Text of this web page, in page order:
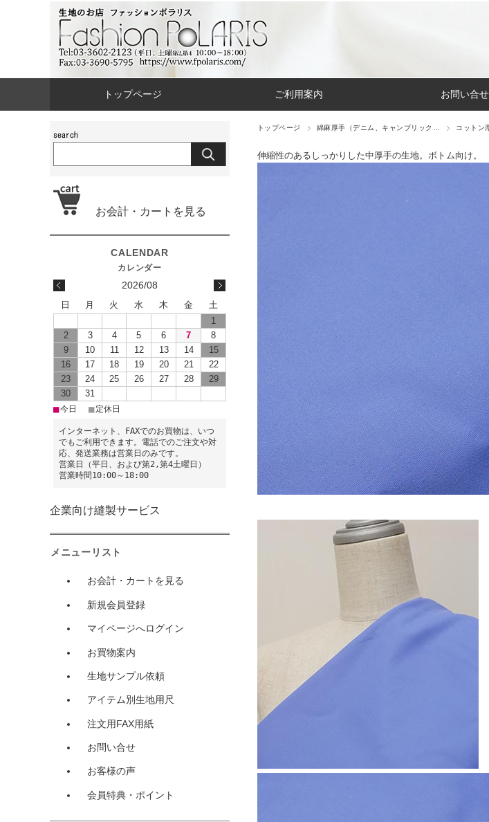
トップページ ご利用案内 お問い合せ
トップページ 綿麻厚手（デニム、キャンブリック… コットン
伸縮性のあるしっかりした中厚手の生地。ボトム向け。
お会計・カートを見る
2026/08
日 月 火 水 木 金
土
1
2
3 4 5 6 7
8
9
10 11 12 13 14
15
16
17 18 19 20 21
22
23
24 25 26 27 28
29
30
31
■今日 ■ 定休日
インターネット、FAXでのお買物は、いつ
でもご利用できます。電話でのご注文や対
応、発送業務は営業日のみです。
営業日（平日、および第2,第4土曜日）
営業時間10:00～18:00
企業向け縫製サービス
メニューリスト
お会計・カートを見る
新規会員登録
マイページへログイン
お買物案内
生地サンプル依頼
アイテム別生地用尺
注文用FAX用紙
お問い合せ
お客様の声
会員特典・ポイント